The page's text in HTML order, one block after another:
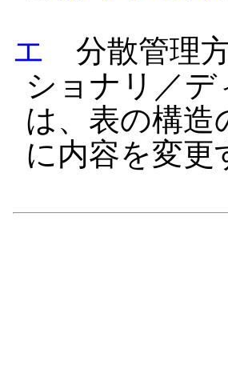
エ 分散管理
ショナリ／
は、表の構造
に内容を変更